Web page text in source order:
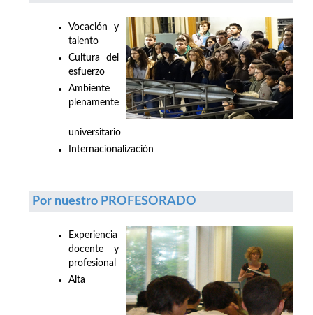
Vocación y
talento
Cultura del
esfuerzo
Ambiente
plenamente
universitario
Internacionalización
Por nuestro PROFESORADO
Experiencia
docente y
profesional
Alta